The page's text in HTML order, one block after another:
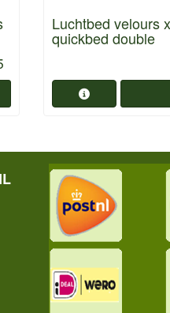
Luchtbed velours
quickbed double